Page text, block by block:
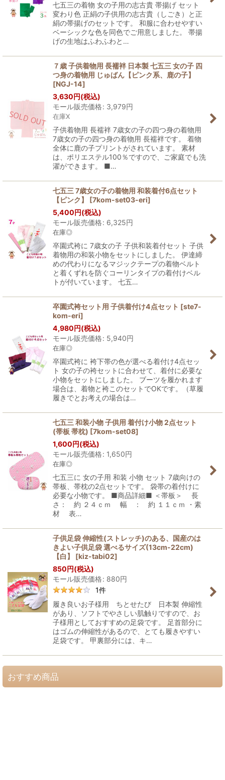
七五三の着物 女の子用の志古貴 帯揚げ セット
変わり色 正絹の子供用の志古貴（しごき）と正
絹の帯揚げのセットです。 和服に合わせやすい
ベーシックな色を同色でご用意しました。 帯揚
げの生地はふわふわと…
７歳 子供着物用 長襦袢 日本製 七五三 女の子 四
つ身の着物用 じゅばん【ピンク系、鹿の子】
[NGJ-14]
3,630円(税込)
モール販売価格: 3,979円
在庫X
子供着物用 長襦袢 7歳女の子の四つ身の着物用
7歳女の子の四つ身の着物用 長襦袢です。 着物
全体に鹿の子プリントがされています。 素材
は、ポリエステル100％ですので、ご家庭でも洗
濯ができます。 ■…
七五三 7歳女の子の着物用 和装着付6点セット
【ピンク】
[7kom-set03-eri]
5,400円(税込)
モール販売価格: 6,325円
在庫◎
卒園式袴に 7歳女の子 子供和装着付セット 子供
着物用の和装小物をセットにしました。 伊達締
めの代わりになるマジックテープの着物ベルト
と着くずれを防ぐコーリンタイプの着付けベル
トが付いています。 七五…
卒園式袴セット用 子供着付け4点セット [ste7-
kom-eri]
4,980円(税込)
モール販売価格: 5,940円
在庫◎
卒園式袴に 袴下帯の色が選べる着付け4点セッ
ト 女の子の袴セットに合わせて、着付に必要な
小物をセットにしました。 ブーツを履かれます
場合は、着物と袴このセットでOKです。（草履
履きでとお考えの場合は…
七五三 和装小物 子供用 着付け小物 2点セット
(帯板 帯枕) [7kom-set08]
1,600円(税込)
モール販売価格: 1,650円
在庫◎
七五三に 女の子用 和装 小物 セット 7歳向けの
帯板、帯枕の2点セットです。 袋帯の着付けに
必要な小物です。 ■商品詳細■ ＜帯板＞ 長
さ： 約 ２４ｃｍ 幅 ： 約 １１ｃｍ ・素
材 表…
子供足袋 伸縮性(ストレッチ)のある、国産のは
きよい子供足袋 選べるサイズ(13cm-22cm)
【白】
[kiz-tabi02]
850円(税込)
モール販売価格: 880円
1件
履き良いお子様用 ちとせたび 日本製 伸縮性
があり、ソフトでやさしい肌触りですので、お
子様用としておすすめの足袋です。 足首部分に
はゴムの伸縮性があるので、とても履きやすい
足袋です。 甲裏部分には、キ…
おすすめ商品